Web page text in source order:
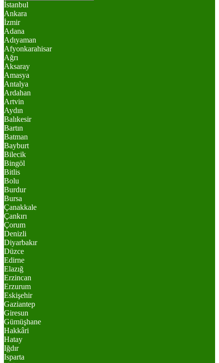
İstanbul
Ankara
İzmir
Adana
Adıyaman
Afyonkarahisar
Ağrı
Aksaray
Amasya
Antalya
Ardahan
Artvin
Aydın
Balıkesir
Bartın
Batman
Bayburt
Bilecik
Bingöl
Bitlis
Bolu
Burdur
Bursa
Çanakkale
Çankırı
Çorum
Denizli
Diyarbakır
Düzce
Edirne
Elazığ
Erzincan
Erzurum
Eskişehir
Gaziantep
Giresun
Gümüşhane
Hakkâri
Hatay
Iğdır
Isparta